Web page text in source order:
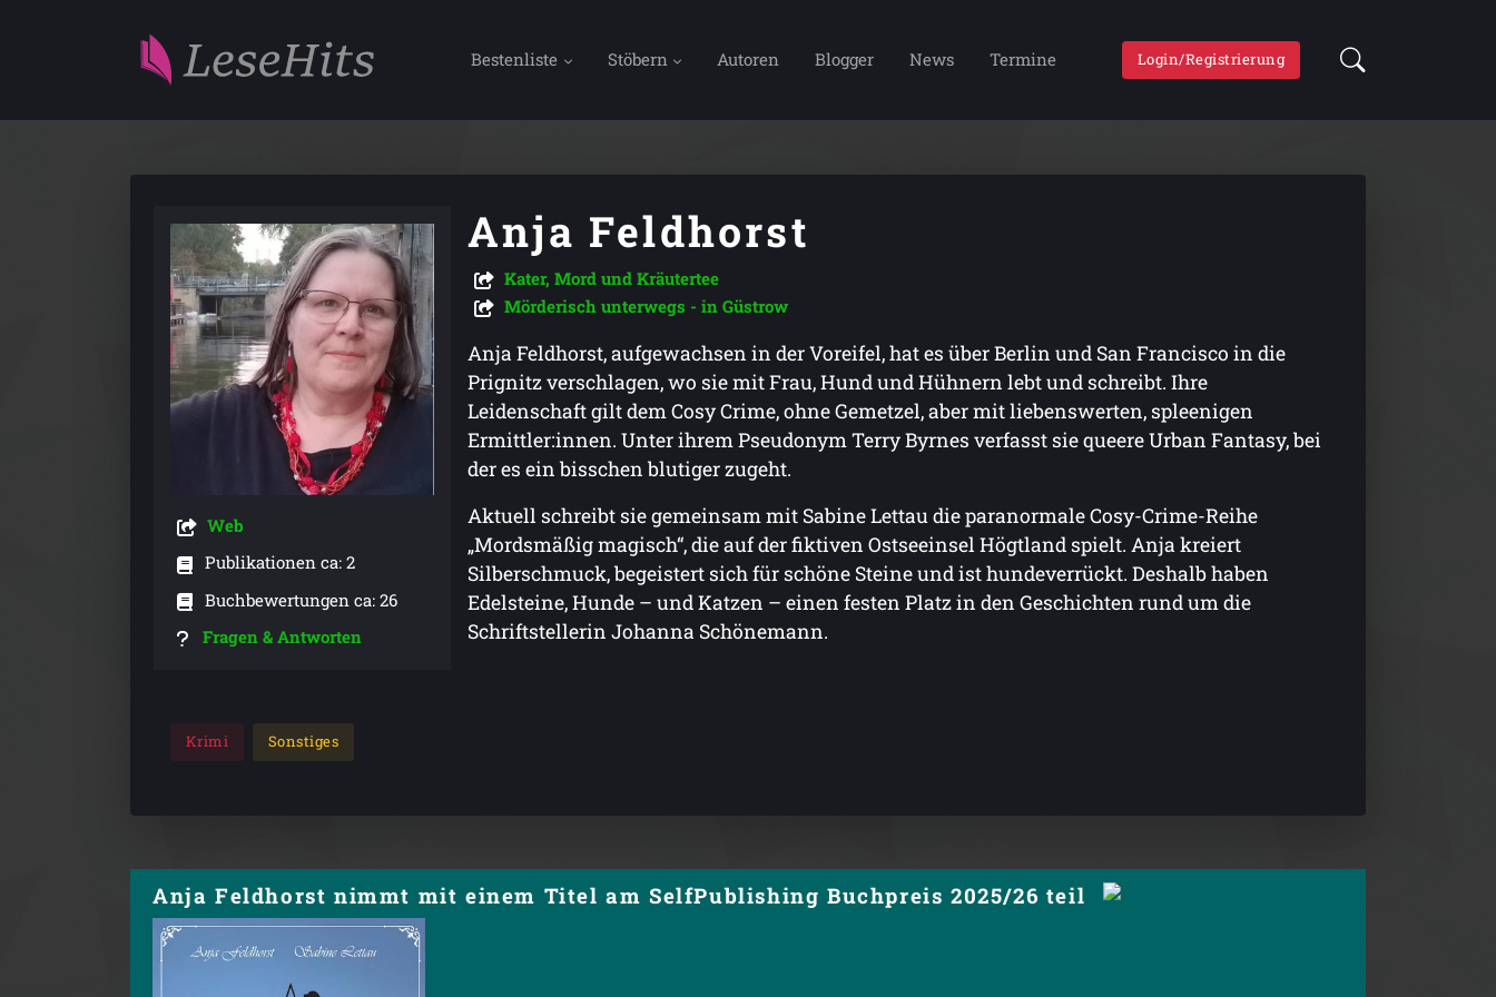
Bestenliste Stöbern Autoren Blogger News Termine Login/Registrierung
Web
Publikationen ca: 2
Buchbewertungen ca: 26
Fragen & Antworten
Anja Feldhorst
Kater, Mord und Kräutertee
Mörderisch unterwegs - in Güstrow
Anja Feldhorst, aufgewachsen in der Voreifel, hat es über Berlin und San Francisco in die
Prignitz verschlagen, wo sie mit Frau, Hund und Hühnern lebt und schreibt. Ihre
Leidenschaft gilt dem Cosy Crime, ohne Gemetzel, aber mit liebenswerten, spleenigen
Ermittler:innen. Unter ihrem Pseudonym Terry Byrnes verfasst sie queere Urban Fantasy, bei
der es ein bisschen blutiger zugeht.
Aktuell schreibt sie gemeinsam mit Sabine Lettau die paranormale Cosy-Crime-Reihe
„Mordsmäßig magisch“, die auf der fiktiven Ostseeinsel Högtland spielt. Anja kreiert
Silberschmuck, begeistert sich für schöne Steine und ist hundeverrückt. Deshalb haben
Edelsteine, Hunde – und Katzen – einen festen Platz in den Geschichten rund um die
Schriftstellerin Johanna Schönemann.
Krimi Sonstiges
Anja Feldhorst nimmt mit einem Titel am SelfPublishing Buchpreis 2025/26 teil